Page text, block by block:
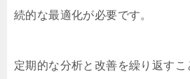
続的な最適化が必要です。
定期的な分析と改善を繰り返す